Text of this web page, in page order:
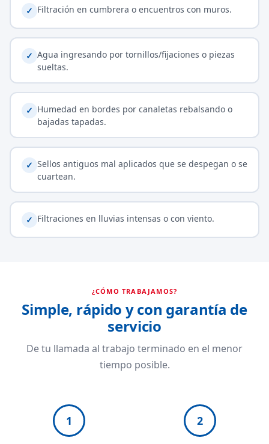
✓ Filtración en cumbrera o encuentros con muros.
✓ Agua ingresando por tornillos/fijaciones o piezas
sueltas.
✓ Humedad en bordes por canaletas rebalsando o
bajadas tapadas.
✓ Sellos antiguos mal aplicados que se despegan o se
cuartean.
✓ Filtraciones en lluvias intensas o con viento.
¿CÓMO TRABAJAMOS?
Simple, rápido y con garantía de
servicio
De tu llamada al trabajo terminado en el menor
tiempo posible.
1 2